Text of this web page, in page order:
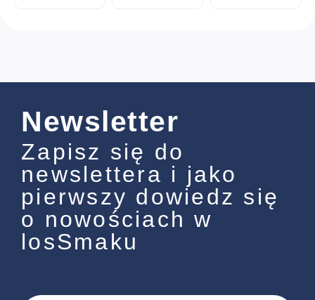
Newsletter
Zapisz się do
newslettera i jako
pierwszy dowiedz się
o nowościach w
losSmaku